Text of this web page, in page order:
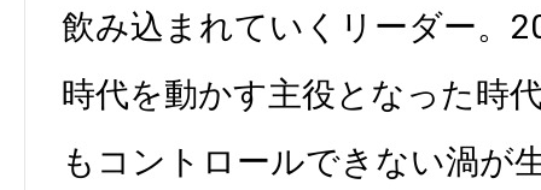
飲み込まれていくリーダー。
時代を動かす主役となった時
もコントロールできない渦が